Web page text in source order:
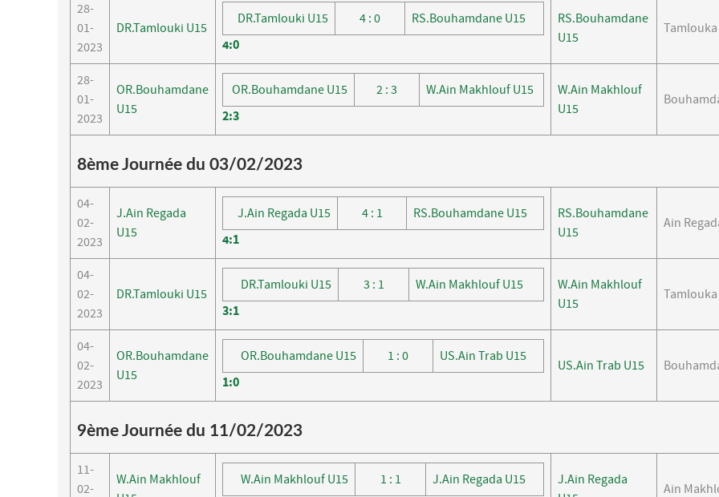
28-
01-
2023
DR.Tamlouki U15
DR.Tamlouki U15 4 : 0
RS.Bouhamdane U15
4:0
RS.Bouhamdane
U15
Tamlouka
28-
01-
2023
OR.Bouhamdane
U15
OR.Bouhamdane U15 2 : 3
W.Ain Makhlouf U15
2:3
W.Ain Makhlouf
U15
8ème Journée du 03/02/2023
04-
02-
2023
J.Ain Regada
U15
J.Ain Regada U15 4 : 1
RS.Bouhamdane U15
4:1
RS.Bouhamdane
U15
Ain
04-
02-
2023
DR.Tamlouki U15
DR.Tamlouki U15 3 : 1
W.Ain Makhlouf U15
3:1
W.Ain Makhlouf
U15
Tamlouka
04-
02-
2023
OR.Bouhamdane
U15
OR.Bouhamdane U15 1 : 0
US.Ain Trab U15
1:0
US.Ain Trab U15
9ème Journée du 11/02/2023
11-
02-
W.Ain Makhlouf
W.Ain Makhlouf U15 1 : 1 J.Ain Regada U15
J.Ain Regada
Ain